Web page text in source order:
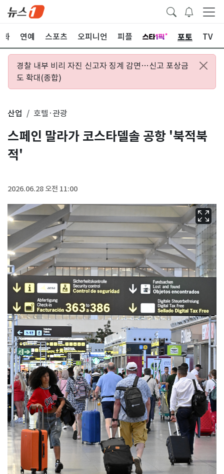
화 연예 스포츠 오피니언 피플 포토 TV
경찰 내부 비리 자진 신고자 징계 감면…신고 포상금
도 확대(종합)
산업 호텔·관광
스페인 말라가 코스타델솔 공항 '북적북
적'
2026.06.28 오전 11:00